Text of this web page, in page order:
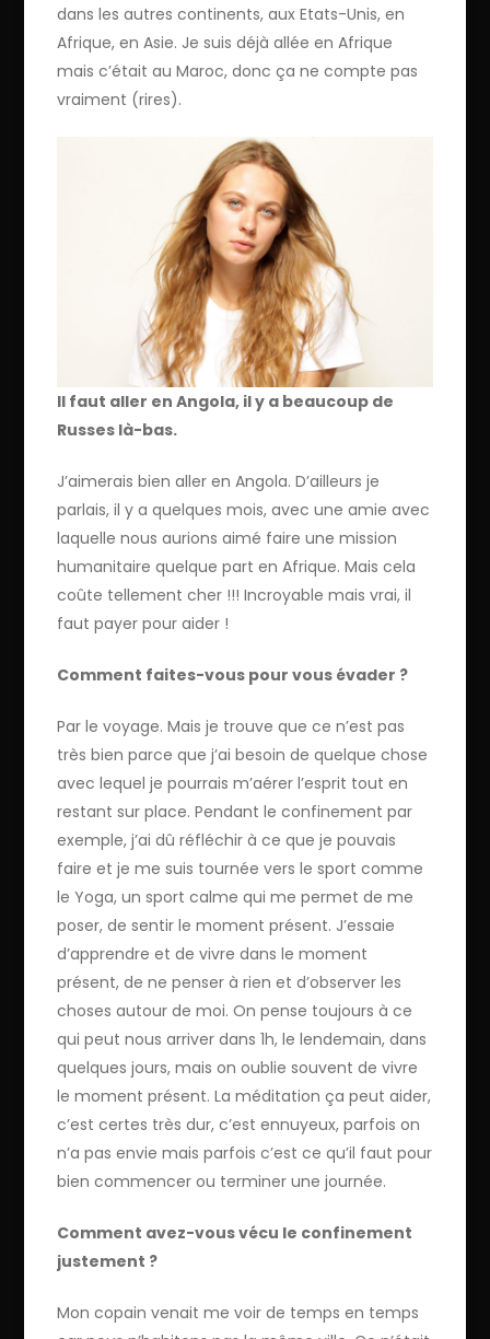
dans les autres continents, aux Etats-Unis, en
Afrique, en Asie. Je suis déjà allée en Afrique
mais c’était au Maroc, donc ça ne compte pas
vraiment (rires).
Il faut aller en Angola, il y a beaucoup de
Russes là-bas.
J’aimerais bien aller en Angola. D’ailleurs je
parlais, il y a quelques mois, avec une amie avec
laquelle nous aurions aimé faire une mission
humanitaire quelque part en Afrique. Mais cela
coûte tellement cher !!! Incroyable mais vrai, il
faut payer pour aider !
Comment faites-vous pour vous évader ?
Par le voyage. Mais je trouve que ce n’est pas
très bien parce que j’ai besoin de quelque chose
avec lequel je pourrais m’aérer l’esprit tout en
restant sur place. Pendant le confinement par
exemple, j’ai dû réfléchir à ce que je pouvais
faire et je me suis tournée vers le sport comme
le Yoga, un sport calme qui me permet de me
poser, de sentir le moment présent. J’essaie
d’apprendre et de vivre dans le moment
présent, de ne penser à rien et d’observer les
choses autour de moi. On pense toujours à ce
qui peut nous arriver dans 1h, le lendemain, dans
quelques jours, mais on oublie souvent de vivre
le moment présent. La méditation ça peut aider,
c’est certes très dur, c’est ennuyeux, parfois on
n’a pas envie mais parfois c’est ce qu’il faut pour
bien commencer ou terminer une journée.
Comment avez-vous vécu le confinement
justement ?
Mon copain venait me voir de temps en temps